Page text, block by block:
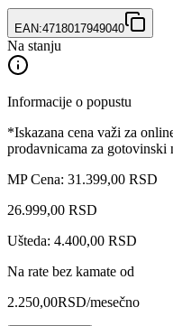
EAN:4718017949040
Na stanju
Informacije o popustu
*Iskazana cena važi za
prodavnicama za gotovinski
MP Cena: 31.399,00 RSD
26.999,00 RSD
Ušteda: 4.400,00 RSD
Na rate bez kamate od
2.250,00RSD/mesečno